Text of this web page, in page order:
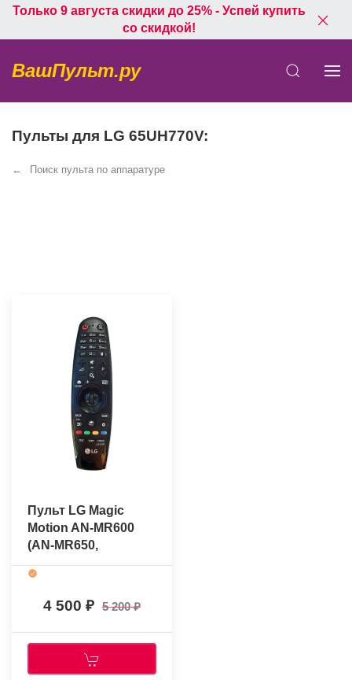
Только 9 августа скидки до 25% - Успей купить
со скидкой!
ВашПульт.ру
Пульты для LG 65UH770V:
Поиск пульта по аппаратуре
Пульт LG Magic
Motion AN-MR600
(AN-MR650,
AKB74855415)
(оригинальный)
4 500 5 200